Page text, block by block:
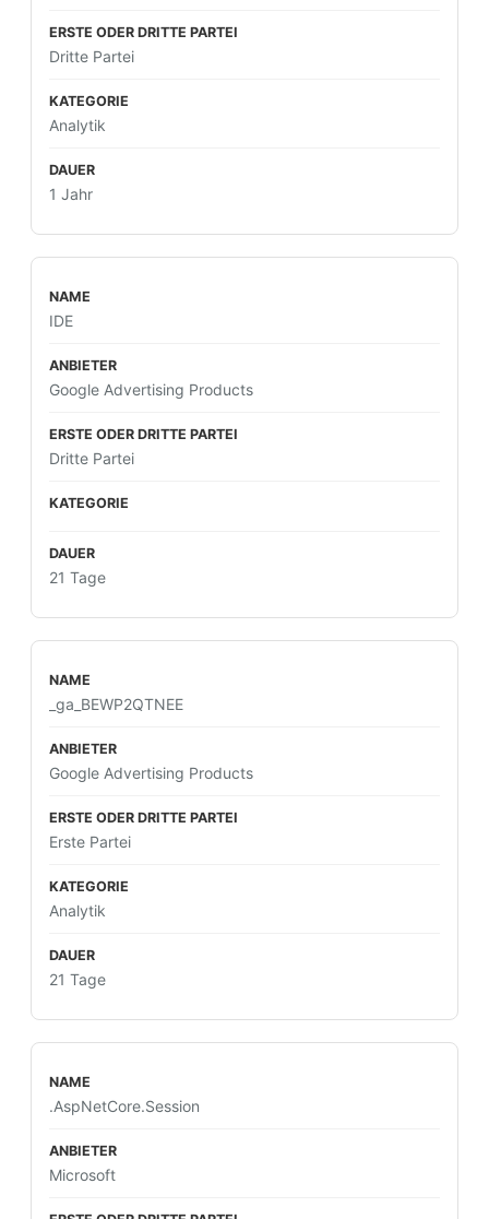
Dritte Partei
Analytik
1 Jahr
IDE
Google Advertising Products
Dritte Partei
21 Tage
_ga_BEWP2QTNEE
Google Advertising Products
Erste Partei
Analytik
21 Tage
.AspNetCore.Session
Microsoft